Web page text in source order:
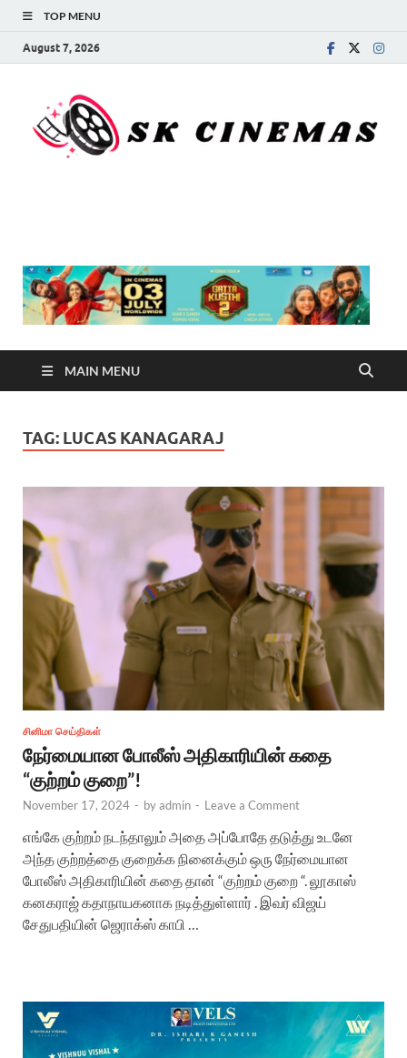
TOP MENU
August 7, 2026
MAIN MENU
TAG: LUCAS KANAGARAJ
சினிமா செய்திகள்
நேர்மையான போலீஸ் அதிகாரியின் கதை
“குற்றம் குறை”!
November 17, 2024 - byadmin - Leave a Comment
எங்கே குற்றம் நடந்தாலும் அதை அப்போதே தடுத்து உடனே
அந்த குற்றத்தை குறைக்க நினைக்கும் ஒரு நேர்மையான
போலீஸ் அதிகாரியின் கதை தான் “குற்றம் குறை “. லூகாஸ்
கனகராஜ் கதாநாயகனாக நடித்துள்ளார் . இவர் விஜய்
சேதுபதியின் ஜெராக்ஸ் காபி …